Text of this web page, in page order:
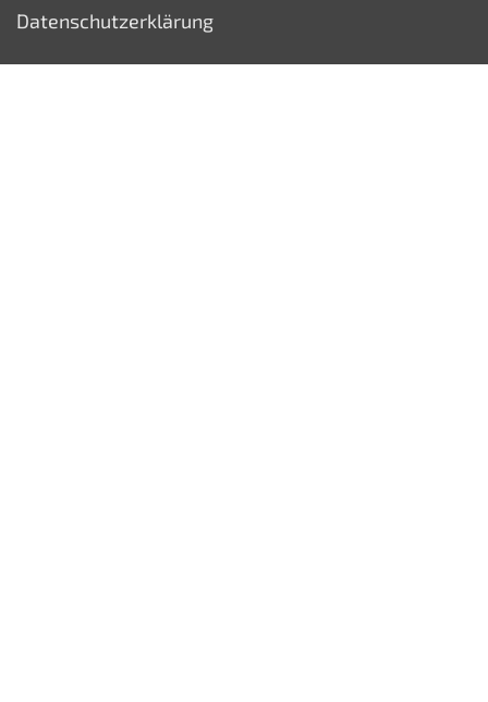
Datenschutzerklärung